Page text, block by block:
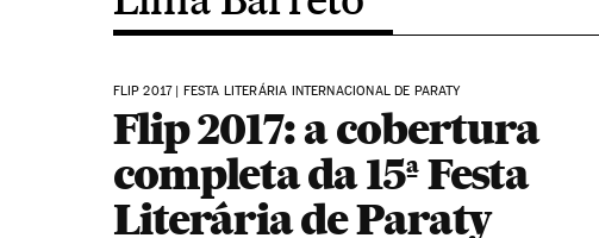
FLIP 2017 | FESTA LITERÁRIA INTERNACIONAL DE PARATY
Flip 2017: a cobertura
completa da 15ª Festa
Literária de Paraty